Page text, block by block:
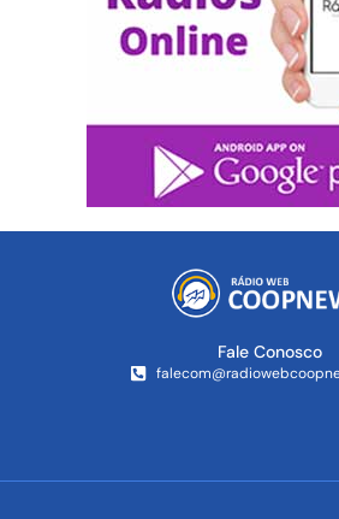
Fale Conosco